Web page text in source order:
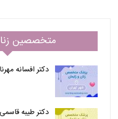
متخصصین
دکتر افسانه
دکتر طیبه قاسمی